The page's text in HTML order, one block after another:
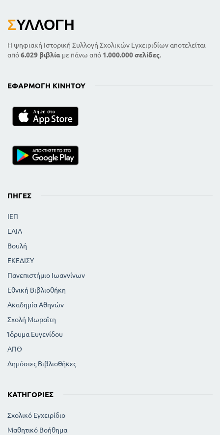
ΣΥΛΛΟΓΉ
Η ψηφιακή Ιστορική Συλλογή Σχολικών Εγχειριδίων αποτελείται
από6.029 βιβλία με πάνω από 1.000.000 σελίδες.
ΕΦΑΡΜΟΓΉ ΚΙΝΗΤΟΎ
ΠΗΓΈΣ
ΙΕΠ
ΕΛΙΑ
Βουλή
ΕΚΕΔΙΣΥ
Πανεπιστήμιο Ιωαννίνων
Εθνική Βιβλιοθήκη
Ακαδημία Αθηνών
Σχολή Μωραϊτη
Ίδρυμα Ευγενίδου
ΑΠΘ
Δημόσιες Βιβλιοθήκες
ΚΑΤΗΓΟΡΊΕΣ
Σχολικό Εγχειρίδιο
Μαθητικό Βοήθημα